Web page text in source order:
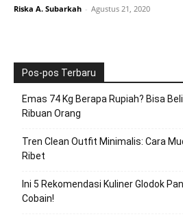
Riska A. Subarkah - Agustus 21, 2020
Pos-pos Terbaru
Emas 74 Kg Berapa Rupiah? Bisa
Ribuan Orang
Tren Clean Outfit Minimalis: Cara
Ribet
Ini 5 Rekomendasi Kuliner Glodok
Cobain!